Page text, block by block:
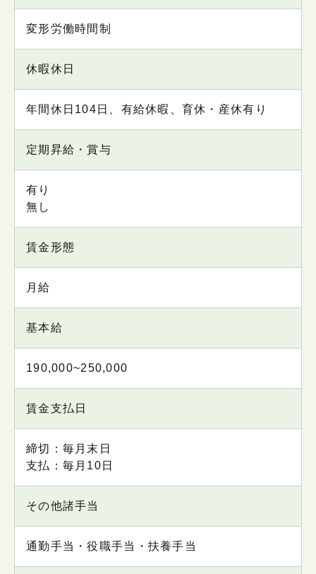
変形労働時間制
休暇休日
年間休日104日、有給休暇、育休・産休有り
定期昇給・賞与
有り
無し
賃金形態
月給
基本給
190,000~250,000
賃金支払日
締切：毎月末日
支払：毎月10日
その他諸手当
通勤手当・役職手当・扶養手当